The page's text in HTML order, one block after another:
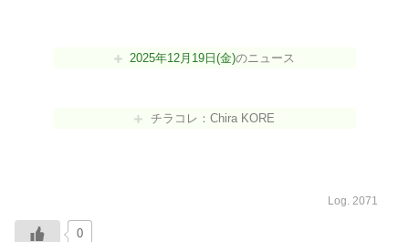
2025年12月19日(金)のニュース
チラコレ：Chira KORE
Log. 2071
0